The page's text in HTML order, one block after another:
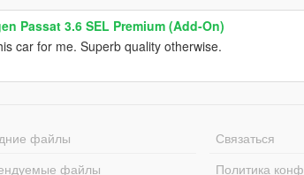
Passat 3.6 SEL Premium (Add-On)
car for me. Superb quality otherwise.
файлы
файлы
Связаться
Политика